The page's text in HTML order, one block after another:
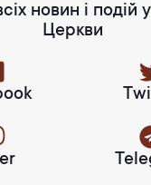
новин і подій
Церкви